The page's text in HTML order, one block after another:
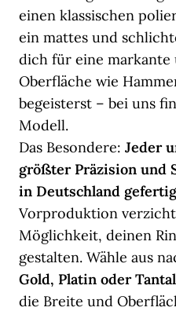
einen klassischen
ein mattes und
dich für eine
Oberfläche wie
begeisterst – bei uns
Modell.
Das Besondere: Jeder
größter Präzision und
in Deutschland
Vorproduktion
Möglichkeit, deinen
gestalten. Wähle aus
Gold, Platin oder Tantal
die Breite und